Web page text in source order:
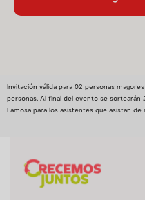
Invitación válida para 02 personas
personas. Al final del evento se sortearán
Famosa para los asistentes que asistan de